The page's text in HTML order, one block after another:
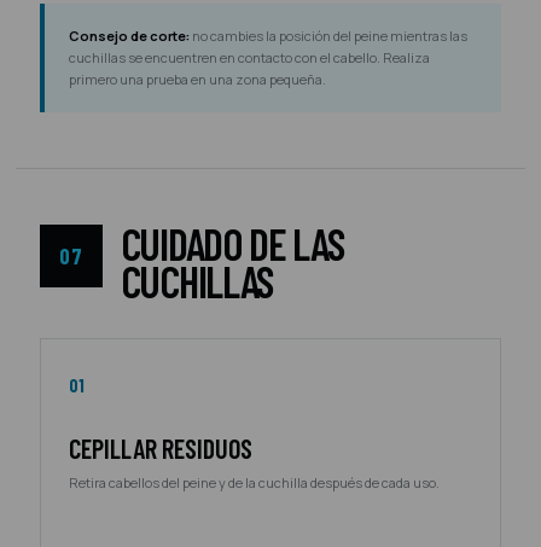
Consejo de corte: no cambies la posición del peine mientras las
cuchillas se encuentren en contacto con el cabello. Realiza
primero una prueba en una zona pequeña.
07 CUIDADO DE LAS
CUCHILLAS
01
CEPILLAR RESIDUOS
Retira cabellos del peine y de la cuchilla después de cada uso.